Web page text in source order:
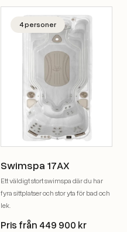
4 personer
Swimspa 17AX
Ett väldigt stort swimspa där du har
fyra sittplatser och stor yta för bad och
lek.
Pris från 449 900 kr